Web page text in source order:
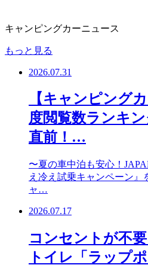
キャンピングカーニュース
もっと見る
2026.07.31
【キャンピング
度閲覧数ランキ
直前！…
〜夏の車中泊も安心！
え冷え試乗キャンペーン
ャ…
2026.07.17
コンセントが不
トイレ「ラップ